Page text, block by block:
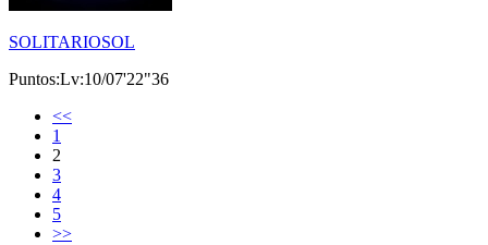
SOLITARIOSOL
Puntos:Lv:10/07'22"36
<<
1
2
3
4
5
>>